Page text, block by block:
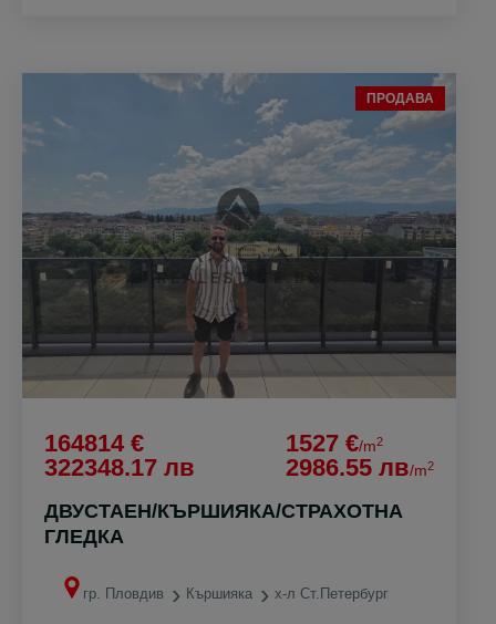
ПРОДАВА
164814 €
322348.17 лв
1527 €/m2
2986.55 лв/m2
ДВУСТАЕН/КЪРШИЯКА/СТРАХОТНА
ГЛЕДКА
гр. Пловдив Кършияка х-л Ст.Петербург